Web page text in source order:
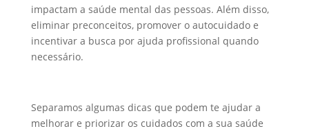
impactam a saúde mental das pessoas. Além disso,
eliminar preconceitos, promover o autocuidado e
incentivar a busca por ajuda profissional quando
necessário.
Separamos algumas dicas que podem te ajudar a
melhorar e priorizar os cuidados com a sua saúde